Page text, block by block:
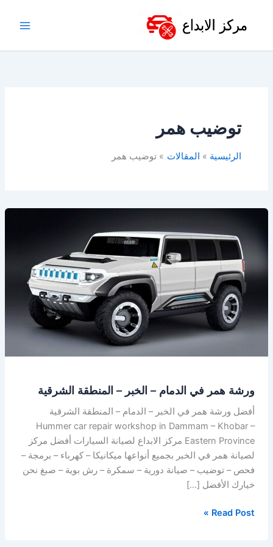
توضيب همر
الرئيسية المقالات توضيب همر
ورشة همر في الدمام – الخبر – المنطقة الشرقية
أفضل ورشة همر في الخبر – الدمام – المنطقة الشرقية
Hummer car repair workshop in Dammam – Khobar –
Eastern Province مركز الابداع لصيانة السيارات أفضل مركز
لصيانة همر في الخبر بجميع أنواعها ميكانيكا – كهرباء – برمجة –
فحص – توضيب – صيانة دورية – سمكرة – رش بوية – صبغ نحن
خيارك الأفضل […]
الدمام
–
الخبر
المنطقة
الشرقية
Read Post »